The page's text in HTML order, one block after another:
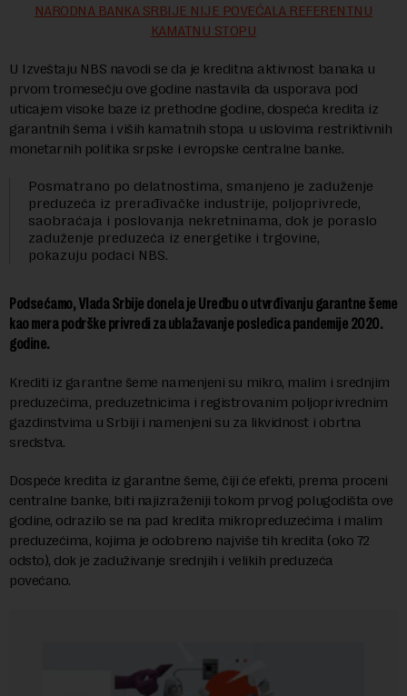
NARODNA BANKA SRBIJE NIJE POVEĆALA REFERENTNU
KAMATNU STOPU
U Izveštaju NBS navodi se da je kreditna aktivnost banaka u
prvom tromesečju ove godine nastavila da usporava pod
uticajem visoke baze iz prethodne godine, dospeća kredita iz
garantnih šema i viših kamatnih stopa u uslovima restriktivnih
monetarnih politika srpske i evropske centralne banke.
Posmatrano po delatnostima, smanjeno je zaduženje
preduzeća iz prerađivačke industrije, poljoprivrede,
saobraćaja i poslovanja nekretninama, dok je poraslo
zaduženje preduzeća iz energetike i trgovine,
pokazuju podaci NBS.
Podsećamo, Vlada Srbije donela je Uredbu o utvrđivanju garantne šeme
kao mera podrške privredi za ublažavanje posledica pandemije 2020.
godine.
Krediti iz garantne šeme namenjeni su mikro, malim i srednjim
preduzećima, preduzetnicima i registrovanim poljoprivrednim
gazdinstvima u Srbiji i namenjeni su za likvidnost i obrtna
sredstva.
Dospeće kredita iz garantne šeme, čiji će efekti, prema proceni
centralne banke, biti najizraženiji tokom prvog polugodišta ove
godine, odrazilo se na pad kredita mikropreduzećima i malim
preduzećima, kojima je odobreno najviše tih kredita (oko 72
odsto), dok je zaduživanje srednjih i velikih preduzeća
povećano.